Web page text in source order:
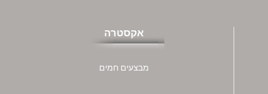
אקסטרה
מבצעים חמים